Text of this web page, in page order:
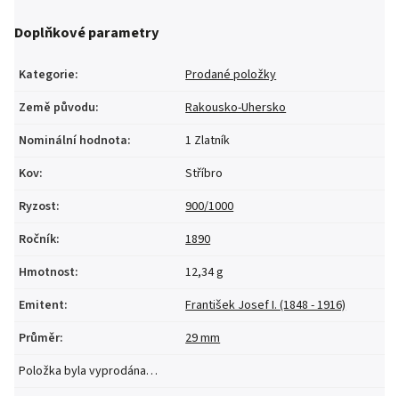
Doplňkové parametry
Kategorie:
Prodané položky
Země původu:
Rakousko-Uhersko
Nominální hodnota:
1 Zlatník
Kov:
Stříbro
Ryzost:
900/1000
Ročník:
1890
Hmotnost:
12,34 g
Emitent:
František Josef I. (1848 - 1916)
Průměr:
29 mm
Položka byla vyprodána…